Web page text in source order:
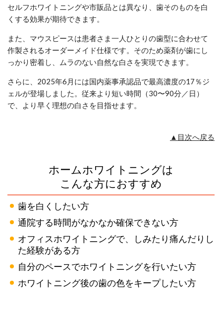
セルフホワイトニングや市販品とは異なり、歯そのものを白
くする効果が期待できます。
また、マウスピースは患者さま一人ひとりの歯型に合わせて
作製されるオーダーメイド仕様です。そのため薬剤が歯にし
っかり密着し、ムラのない自然な白さを実現できます。
さらに、2025年6月には国内薬事承認品で最高濃度の17％ジ
ェルが登場しました。従来より短い時間（30〜90分／日）
で、より早く理想の白さを目指せます。
▲目次へ戻る
ホームホワイトニングは
こんな方におすすめ
歯を白くしたい方
通院する時間がなかなか確保できない方
オフィスホワイトニングで、しみたり痛んだりし
た経験がある方
自分のペースでホワイトニングを行いたい方
ホワイトニング後の歯の色をキープしたい方